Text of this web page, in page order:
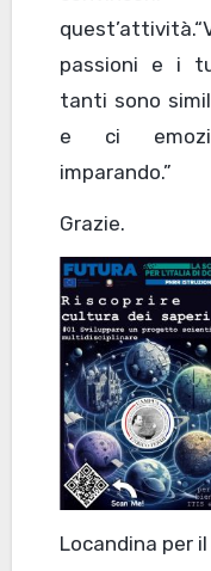
passioni e i
tanti sono
e ci
imparando.”
Grazie.
Locandina per